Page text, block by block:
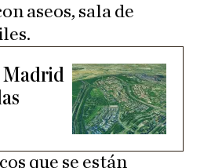
aseos, sala de
Madrid
que se están